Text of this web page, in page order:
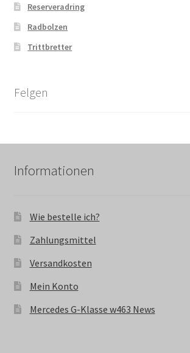
Reserveradring
Radbolzen
Trittbretter
Felgen
Informationen
Wie bestelle ich?
Zahlungsmittel
Versandkosten
Mein Konto
Mercedes G-Klasse w463 News